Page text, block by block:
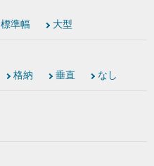
標準幅 大型
格納 垂直 なし